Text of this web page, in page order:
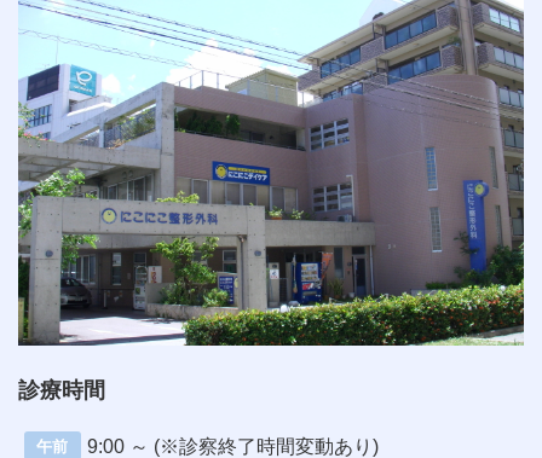
診療時間
午前 9:00 ～ (※診察終了時間変動あり)